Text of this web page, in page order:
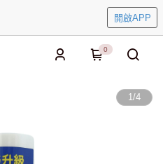
開啟APP
0
1/4